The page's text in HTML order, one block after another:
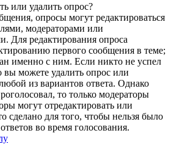
или удалить опрос?
опросы могут редактироваться
модераторами или
Для редактирования опроса
первого сообщения в теме;
именно с ним. Если никто не успел
вы можете удалить опрос или
из вариантов ответа. Однако
то только модераторы
могут отредактировать или
сделано для того, чтобы нельзя было
во время голосования.